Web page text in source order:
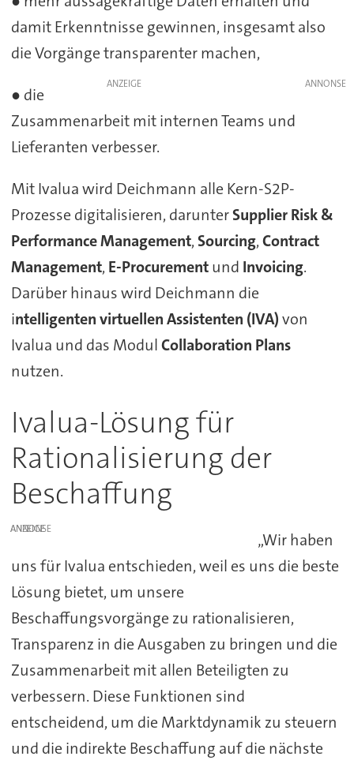
damit Erkenntnisse gewinnen, insgesamt also
die Vorgänge transparenter machen,
ANZEIGE
● die
Zusammenarbeit mit internen Teams und
Lieferanten verbesser.
Mit Ivalua wird Deichmann alle Kern-S2P-
Prozesse digitalisieren, darunterSupplier Risk &
Performance Management,Sourcing,Contract
Management, E-Procurementund Invoicing.
Darüber hinaus wird Deichmann die
intelligenten virtuellen Assistenten (IVA)von
Ivalua und das ModulCollaboration Plans
nutzen.
Ivalua-Lösung für
Rationalisierung der
Beschaffung
ANZEIGE
„Wir haben
uns für Ivalua entschieden, weil es uns die beste
Lösung bietet, um unsere
Beschaffungsvorgänge zu rationalisieren,
Transparenz in die Ausgaben zu bringen und die
Zusammenarbeit mit allen Beteiligten zu
verbessern. Diese Funktionen sind
entscheidend, um die Marktdynamik zu steuern
und die indirekte Beschaffung auf die nächste